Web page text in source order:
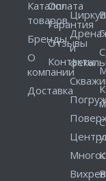
Каталог
товаров
Бренды
О
компании
Доставка
Оплата
Гарантия
Отзывы
Контакты
и